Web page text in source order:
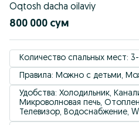
Oqtosh dacha oilaviy
800 000 сум
Количество спальных мест:
Правила: Можно с детьми,
Удобствa: Холодильник,
Микроволновая печь,
Телевизор, Водоснабжение,